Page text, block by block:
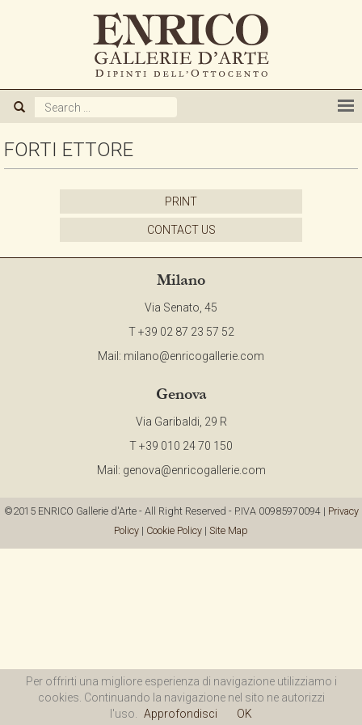
FORTI ETTORE
PRINT
CONTACT US
Milano
Via Senato, 45
T +39 02 87 23 57 52
Mail: milano@enricogallerie.com
Genova
Via Garibaldi, 29 R
T +39 010 24 70 150
Mail: genova@enricogallerie.com
©2015 ENRICO Gallerie d'Arte - All Right Reserved - P.IVA 00985970094 | Privacy
Policy | Cookie Policy | Site Map
ABOUT US
GALLERY
WE BUY
VIDEO
Per offrirti una migliore esperienza di navigazione utilizziamo i
cookies. Continuando la navigazione nel sito ne autorizzi
l'uso.
Approfondisci OK